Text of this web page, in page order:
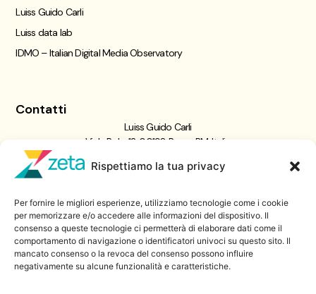
Rispettiamo la tua privacy
Per fornire le migliori esperienze, utilizziamo tecnologie come i cookie
per memorizzare e/o accedere alle informazioni del dispositivo. Il
consenso a queste tecnologie ci permetterà di elaborare dati come il
comportamento di navigazione o identificatori univoci su questo sito. Il
mancato consenso o la revoca del consenso possono influire
negativamente su alcune funzionalità e caratteristiche.
Luiss Guido Carli
Luiss data lab
IDMO – Italian Digital Media Observatory
Contatti
Luiss Guido Carli
Viale Pola, 12, 00198 Roma RM, Italia
06 8522 5358
Iscriviti a
Zeta Data Lab
Iscriviti alla nostra newsletter